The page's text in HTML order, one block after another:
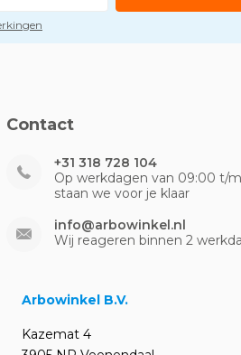
Contact
+31 318 728 104
Op werkdagen van 09:00 t/
staan we voor je klaar
info@arbowinkel.nl
Wij reageren binnen 2
Arbowinkel B.V.
Kazemat 4